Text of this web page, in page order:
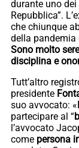
durante uno
Repubblica”.
che chiunque
della pandemia
Sono molto
disciplina e
Tutt’altro
presidente
suo avvocato: «
partecipare al “
l’avvocato
come persona